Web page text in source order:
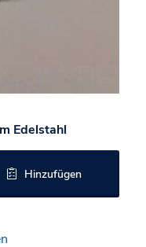
Edelstahl
Hinzufügen